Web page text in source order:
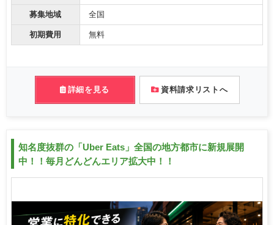
募集地域 全国
初期費用 無料
詳細を見る 資料請求リストへ
知名度抜群の「Uber Eats」全国の地方都市に新規展開
中！！毎月どんどんエリア拡大中！！